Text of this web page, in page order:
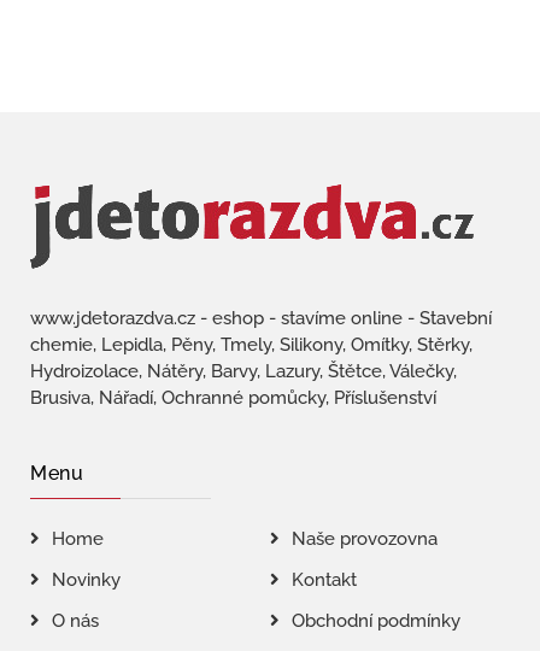
www.jdetorazdva.cz - eshop - stavíme online - Stavební
chemie, Lepidla, Pěny, Tmely, Silikony, Omítky, Stěrky,
Hydroizolace, Nátěry, Barvy, Lazury, Štětce, Válečky,
Brusiva, Nářadí, Ochranné pomůcky, Příslušenství
Menu
Home
Naše provozovna
Novinky
Kontakt
O nás
Obchodní podmínky